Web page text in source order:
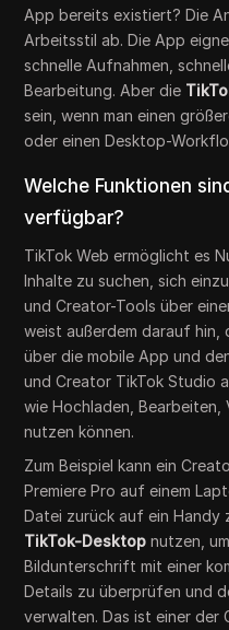
App bereits existiert? Die
Arbeitsstil ab. Die App
schnelle Aufnahmen,
Bearbeitung. Aber die
sein, wenn man einen
oder einen Desktop-
Welche Funktionen
verfügbar?
TikTok Web ermöglicht es
Inhalte zu suchen, sich
und Creator-Tools über
weist außerdem darauf hin,
über die mobile App und
und Creator TikTok Studio
wie Hochladen,
nutzen können.
Zum Beispiel kann ein
Premiere Pro auf einem
Datei zurück auf ein Handy
TikTok-Desktop nutzen,
Bildunterschrift mit einer
Details zu überprüfen und
verwalten. Das ist einer der